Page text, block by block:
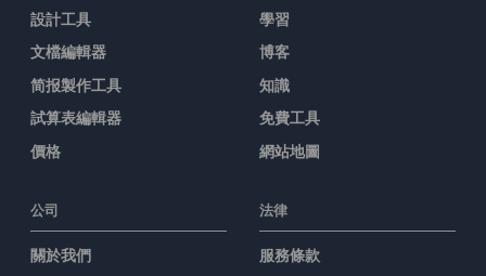
設計工具
文檔編輯器
简报製作工具
試算表編輯器
價格
學習
博客
知識
免費工具
網站地圖
公司
關於我們
法律
服務條款